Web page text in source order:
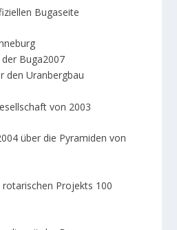
Bugaseite
Buga2007
den Uranbergbau
von 2003
über die Pyramiden von
rotarischen Projekts 100